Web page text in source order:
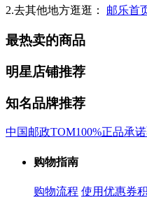
2.去其他地方逛逛： 邮乐首
最热卖的商品
明星店铺推荐
知名品牌推荐
中国邮政TOM100%正品承诺
购物指南
购物流程 使用优惠券